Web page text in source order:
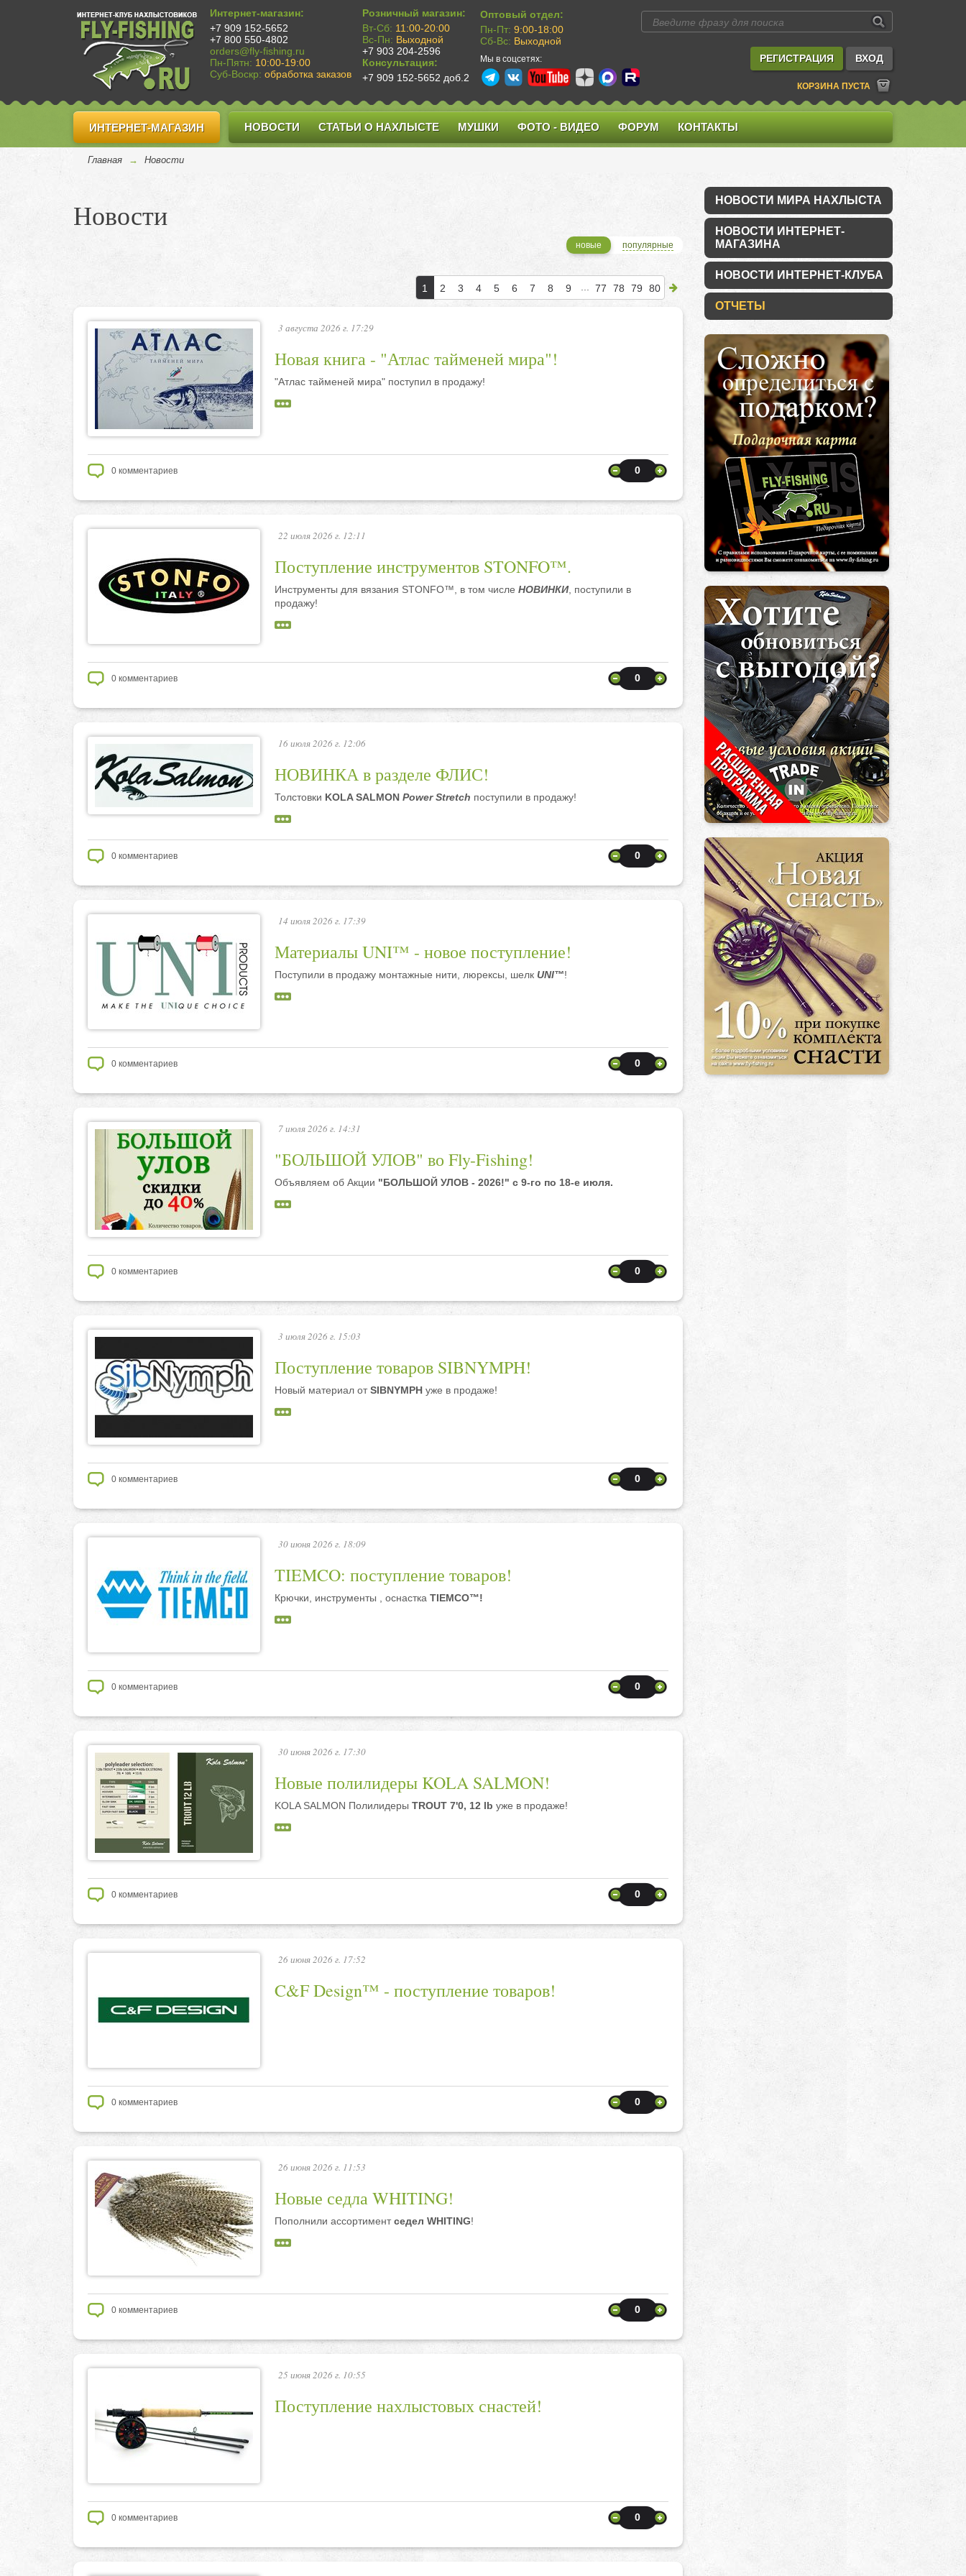
Интернет-магазин:
+7 909 152-5652
+7 800 550-4802
orders@fly-fishing.ru
Пн-Пятн: 10:00-19:00
Суб-Воскр: обработка заказов
Розничный магазин:
Вт-Сб: 11:00-20:00
Вс-Пн: Выходной
+7 903 204-2596
Консультация:
+7 909 152-5652 доб.2
Оптовый отдел:
Пн-Пт: 9:00-18:00
Сб-Вс: Выходной
Мы в соцсетях: РЕГИСТРАЦИЯ ВХОД
КОРЗИНА ПУСТА
ИНТЕРНЕТ-МАГАЗИН НОВОСТИ СТАТЬИ О НАХЛЫСТЕ МУШКИ ФОТО - ВИДЕО ФОРУМ КОНТАКТЫ
Главная → Новости
Новости
новые популярные
1 2 3 4 5 6 7 8 9 77 78 79 80
3 августа 2026 г. 17:29
Новая книга - "Атлас тайменей мира"!
"Атлас тайменей мира" поступил в продажу!
0 комментариев 0
22 июля 2026 г. 12:11
Поступление инструментов STONFO™.
Инструменты для вязания STONFO™, в том числе НОВИНКИ, поступили в
продажу!
0 комментариев 0
16 июля 2026 г. 12:06
НОВИНКА в разделе ФЛИС!
Толстовки KOLA SALMON Power Stretch поступили в продажу!
0 комментариев 0
14 июля 2026 г. 17:39
Материалы UNI™ - новое поступление!
Поступили в продажу монтажные нити, люрексы, шелк UNI™!
0 комментариев 0
7 июля 2026 г. 14:31
"БОЛЬШОЙ УЛОВ" во Fly-Fishing!
Объявляем об Акции "БОЛЬШОЙ УЛОВ - 2026!" с 9-го по 18-е июля.
0 комментариев 0
3 июля 2026 г. 15:03
Поступление товаров SIBNYMPH!
Новый материал отSIBNYMPH уже в продаже!
0 комментариев 0
30 июня 2026 г. 18:09
TIEMCO: поступление товаров!
Крючки, инструменты , оснастка TIEMCO™!
0 комментариев 0
30 июня 2026 г. 17:30
Новые полилидеры KOLA SALMON!
KOLA SALMON Полилидеры TROUT 7'0, 12 lb уже в продаже!
0 комментариев 0
26 июня 2026 г. 17:52
C&F Design™ - поступление товаров!
0 комментариев 0
26 июня 2026 г. 11:53
Новые седла WHITING!
Пополнили ассортиментседел WHITING!
0 комментариев 0
25 июня 2026 г. 10:55
Поступление нахлыстовых снастей!
0 комментариев 0
НОВОСТИ МИРА НАХЛЫСТА
НОВОСТИ ИНТЕРНЕТ-
МАГАЗИНА
НОВОСТИ ИНТЕРНЕТ-КЛУБА
ОТЧЕТЫ